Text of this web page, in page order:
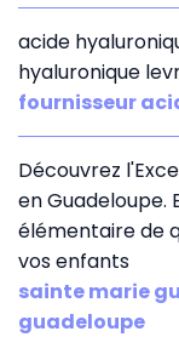
acide
hyaluronique
fournisseur
Découvrez
en Guadeloupe.
élémentaire de
vos enfants
sainte marie
guadeloupe